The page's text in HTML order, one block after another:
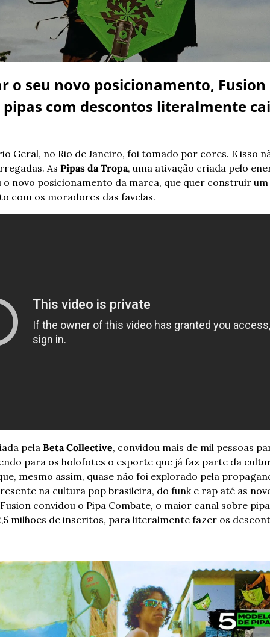
o seu novo posicionamento,
com descontos literalmente
Geral, no Rio de Janeiro, foi tomado por cores. E isso
As Pipas da Tropa
o novo posicionamento da marca, que quer construir um
com os moradores das favelas.
pela Beta Collective, convidou mais de mil pessoas
para os holofotes o esporte que já faz parte da
mesmo assim, quase não foi explorado pela
na cultura pop brasileira, do funk e rap até as
convidou o Pipa Combate, o maior canal sobre
milhões de inscritos, para literalmente fazer os